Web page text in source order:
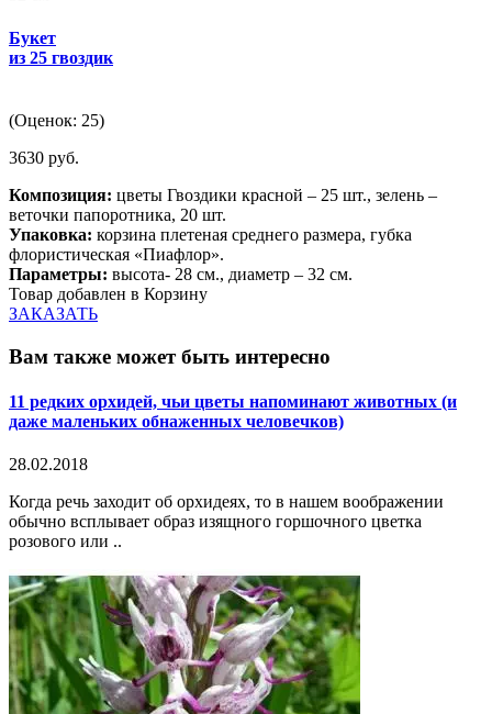
Букет
из 25 гвоздик
(Оценок: 25)
3630 руб.
Композиция: цветы Гвоздики красной – 25 шт., зелень –
веточки папоротника, 20 шт.
Упаковка: корзина плетеная среднего размера, губка
флористическая «Пиафлор».
Параметры: высота- 28 см., диаметр – 32 см.
Товар добавлен в Корзину
ЗАКАЗАТЬ
Вам также может быть интересно
11 редких орхидей, чьи цветы напоминают животных (и
даже маленьких обнаженных человечков)
28.02.2018
Когда речь заходит об орхидеях, то в нашем воображении
обычно всплывает образ изящного горшочного цветка
розового или ..